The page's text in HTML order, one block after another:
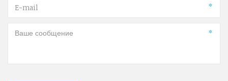
*
*